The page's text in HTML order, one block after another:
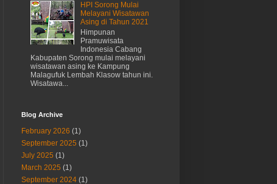
HPI Sorong Mulai
Melayani Wisatawan
Asing di Tahun 2021
Himpunan
Pramuwisata
Indonesia Cabang
Kabupaten Sorong mulai melayani
wisatawan asing ke Kampung
Malagufuk Lembah Klasow tahun ini.
Wisatawa...
Blog Archive
February 2026 (1)
September 2025 (1)
July 2025 (1)
March 2025 (1)
September 2024 (1)